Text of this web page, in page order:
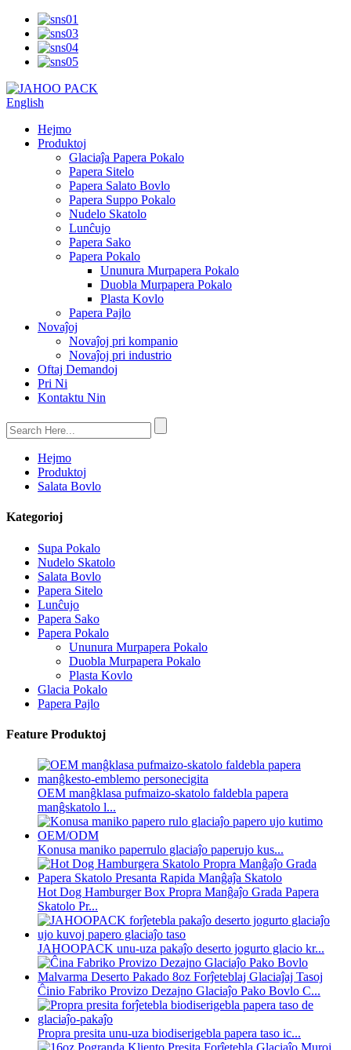
English
Hejmo
Produktoj
Glaciaĵa Papera Pokalo
Papera Sitelo
Papera Salato Bovlo
Papera Suppo Pokalo
Nudelo Skatolo
Lunĉujo
Papera Sako
Papera Pokalo
Ununura Murpapera Pokalo
Duobla Murpapera Pokalo
Plasta Kovlo
Papera Pajlo
Novaĵoj
Novaĵoj pri kompanio
Novaĵoj pri industrio
Oftaj Demandoj
Pri Ni
Kontaktu Nin
Hejmo
Produktoj
Salata Bovlo
Kategorioj
Supa Pokalo
Nudelo Skatolo
Salata Bovlo
Papera Sitelo
Lunĉujo
Papera Sako
Papera Pokalo
Ununura Murpapera Pokalo
Duobla Murpapera Pokalo
Plasta Kovlo
Glacia Pokalo
Papera Pajlo
Feature Produktoj
OEM manĝklasa pufmaizo-skatolo faldebla papera
manĝskatolo l...
Konusa maniko paperrulo glaciaĵo paperujo kus...
Hot Dog Hamburger Box Propra Manĝaĵo Grada Papera
Skatolo Pr...
JAHOOPACK unu-uza pakaĵo deserto jogurto glacio kr...
Ĉinio Fabriko Provizo Dezajno Glaciaĵo Pako Bovlo C...
Propra presita unu-uza biodiserigebla papera taso ic...